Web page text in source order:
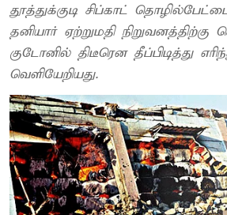
தூத்துக்குடி சிப்காட்
தனியார் ஏற்றுமதி
குடோனில் திடீரென தீப்பிடித்து
வெளியேறியது.